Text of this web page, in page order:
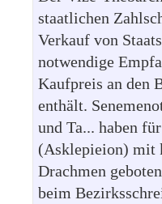
staatlichen
Verkauf von
notwendige
Kaufpreis an den
enthält.
und Ta... haben
(Asklepieion) mit
Drachmen
beim